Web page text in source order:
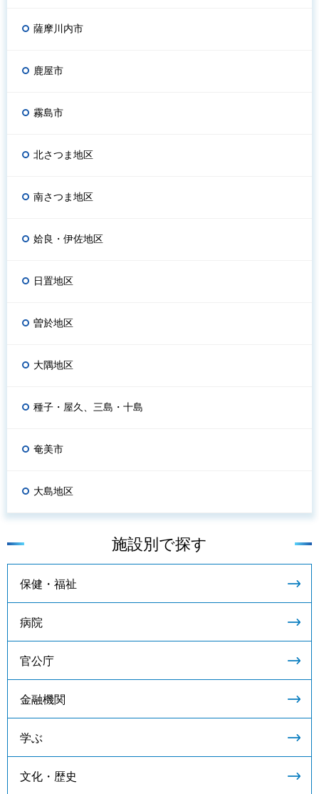
薩摩川内市
鹿屋市
霧島市
北さつま地区
南さつま地区
姶良・伊佐地区
日置地区
曽於地区
大隅地区
種子・屋久、三島・十島
奄美市
大島地区
施設別で探す
保健・福祉
病院
官公庁
金融機関
学ぶ
文化・歴史